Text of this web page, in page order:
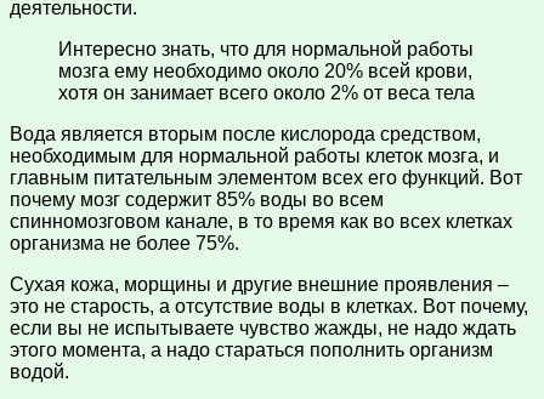
деятельности.
Интересно знать, что для нормальной работы
мозга ему необходимо около 20% всей крови,
хотя он занимает всего около 2% от веса тела
Вода является вторым после кислорода средством,
необходимым для нормальной работы клеток мозга, и
главным питательным элементом всех его функций. Вот
почему мозг содержит 85% воды во всем
спинномозговом канале, в то время как во всех клетках
организма не более 75%.
Сухая кожа, морщины и другие внешние проявления –
это не старость, а отсутствие воды в клетках. Вот почему,
если вы не испытываете чувство жажды, не надо ждать
этого момента, а надо стараться пополнить организм
водой.